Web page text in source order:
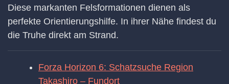
Diese markanten Felsformationen dienen als
perfekte Orientierungshilfe. In ihrer Nähe findest du
die Truhe direkt am Strand.
Forza Horizon 6: Schatzsuche Region
Takashiro – Fundort